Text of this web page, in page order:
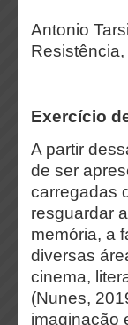
Antonio
Exercício
A partir
de ser
carregadas
resguardar
memória, a
diversas
cinema,
(Nunes,
imaginação